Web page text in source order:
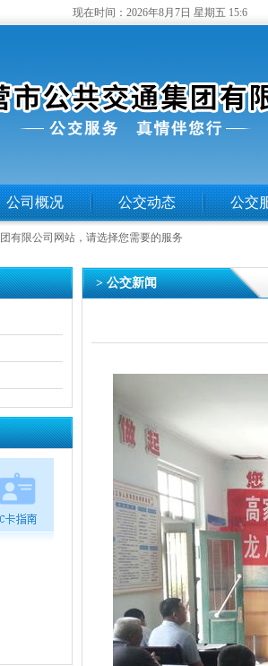
现在时间： 2026年8月7日 星期五 15:6
公司概况 公交动态 公交
有限公司网站，请选择您需要的服务
> 公交新闻